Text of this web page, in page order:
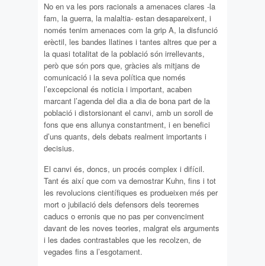
No en va les pors racionals a amenaces clares -la
fam, la guerra, la malaltia- estan desapareixent, i
només tenim amenaces com la grip A, la disfunció
erèctil, les bandes llatines i tantes altres que per a
la quasi totalitat de la població són irrellevants,
però que són pors que, gràcies als mitjans de
comunicació i la seva política que només
l’excepcional és noticia i important, acaben
marcant l’agenda del dia a dia de bona part de la
població i distorsionant el canvi, amb un soroll de
fons que ens allunya constantment, i en benefici
d’uns quants, dels debats realment importants i
decisius.
El canvi és, doncs, un procés complex i difícil.
Tant és així que com va demostrar Kuhn, fins i tot
les revolucions científiques es produeixen més per
mort o jubilació dels defensors dels teoremes
caducs o erronis que no pas per convenciment
davant de les noves teories, malgrat els arguments
i les dades contrastables que les recolzen, de
vegades fins a l’esgotament.